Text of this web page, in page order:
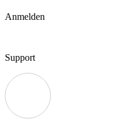
Anmelden
Support